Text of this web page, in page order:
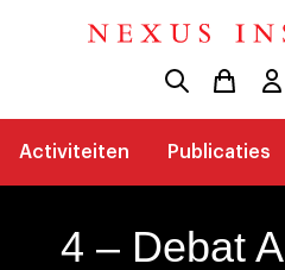
Activiteiten Publicaties
4 – Debat